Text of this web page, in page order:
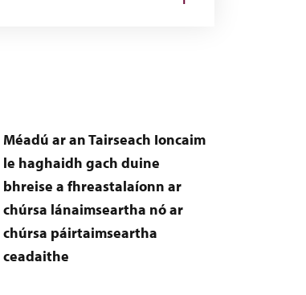
Méadú ar an Tairseach Ioncaim
le haghaidh gach duine
bhreise a fhreastalaíonn ar
chúrsa lánaimseartha nó ar
chúrsa páirtaimseartha
ceadaithe